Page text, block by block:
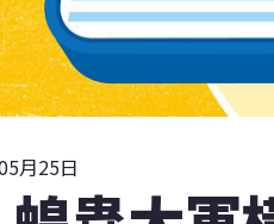
月25日